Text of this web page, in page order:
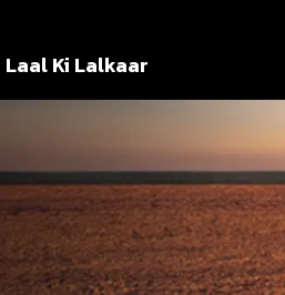
Laal Ki Lalkaar